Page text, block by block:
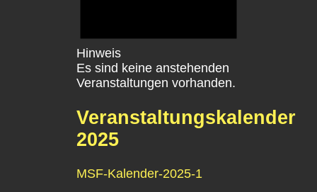
Hinweis
Es sind keine anstehenden
Veranstaltungen vorhanden.
Veranstaltungskalender
2025
MSF-Kalender-2025-1